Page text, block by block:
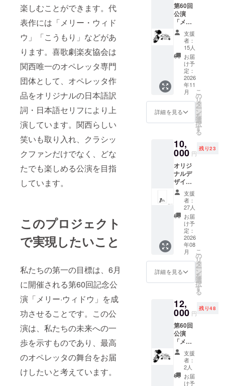
楽しむことができます。代
表作には「メリー・ウィド
ウ」「こうもり」などがあ
ります。喜歌劇楽友協会は
関西唯一のオペレッタ専門
団体として、オペレッタ作
品をオリジナルの日本語訳
詞・日本語セリフにより上
演しています。関西らしい
笑いも取り入れ、クラシッ
クファンだけでなく、どな
たでも楽しめる公演を目指
しています。
このプロジェクト
で実現したいこと
私たちの第一の目標は、6月
に開催される第60回記念公
演「メリー·ウィドウ」を成
功させることです。この公
演は、私たちの未来への一
歩を示すものであり、最高
のオペレッタの舞台をお届
けしたいと考えています。
第60回
公演
「メ
リー・
ウィド
ウ」限
定動画
の視聴
URL送
付 ※6月
6日もし
くは7日
の公演
よりど
ちらか
ご希望
が視聴
できる
限定
URLを
メール
にてお
届けし
ます。
※視聴ご
希望の
公演日
を備考
欄に記
入お願
いしま
す。
支援
者：
15人
お届
け予
定：
2026
年11
月
詳細を見る
こ
の
リ
タ
ー
ン
を
選
択
す
る
10,
000 円
残り23
オリジ
ナルデ
ザイン
クリア
ファイ
ル＆
トート
バック
のご提
支援
者：
27人
お届
け予
定：
2026
年08
月
詳細を見る
こ
の
リ
タ
ー
ン
を
選
択
す
る
12,
000 円
残り48
第60回
公演
「メ
リー・
ウィド
ウ」ご
招待券
一枚 ※
支援
者：
2人
お届
け予